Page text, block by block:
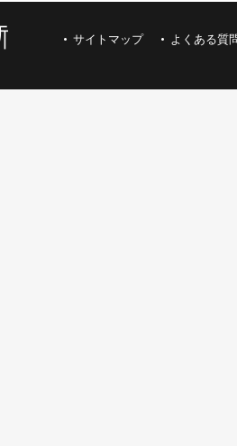
サイトマップ よくある質